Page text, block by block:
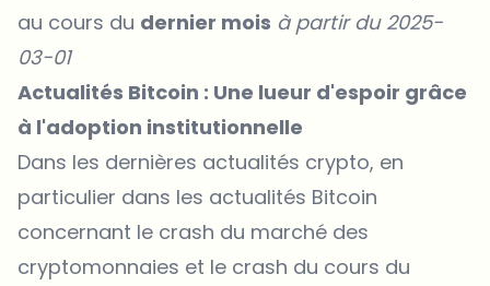
au cours du dernier mois à partir du 2025-
03-01
Actualités Bitcoin : Une lueur d'espoir grâce
à l'adoption institutionnelle
Dans les dernières actualités crypto, en
particulier dans les actualités Bitcoin
concernant le crash du marché des
cryptomonnaies et le crash du cours du